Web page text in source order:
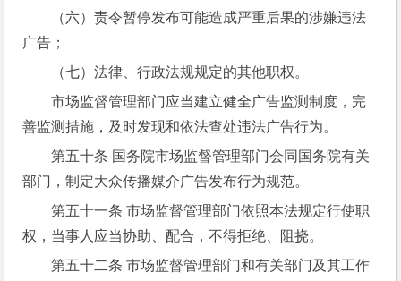
（六）责令暂停发布可能造成严重后果的涉嫌违法
广告；
（七）法律、行政法规规定的其他职权。
市场监督管理部门应当建立健全广告监测制度，完
善监测措施，及时发现和依法查处违法广告行为。
第五十条 国务院市场监督管理部门会同国务院有关
部门，制定大众传播媒介广告发布行为规范。
第五十一条 市场监督管理部门依照本法规定行使职
权，当事人应当协助、配合，不得拒绝、阻挠。
第五十二条 市场监督管理部门和有关部门及其工作